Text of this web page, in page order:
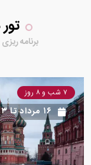
برنامه
۷ شب و ۸ روز
۱۶ مرداد تا۲۳